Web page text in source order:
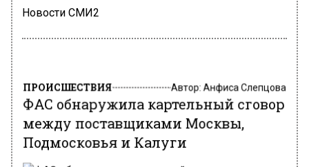
Новости СМИ2
ПРОИСШЕСТВИЯ Автор: Анфиса Слепцова
ФАС обнаружила картельный сговор
между поставщиками Москвы,
Подмосковья и Калуги